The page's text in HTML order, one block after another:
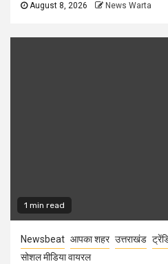
August 8, 2026 News Warta
1 min read
Newsbeat आपका शहर उत्तराखंड
सोशल मीडिया वायरल